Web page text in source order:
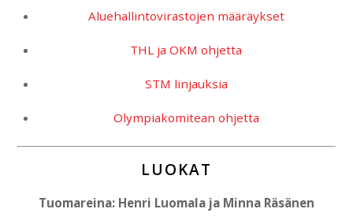
Aluehallintovirastojen määräykset
THL ja OKM ohjetta
STM linjauksia
Olympiakomitean ohjetta
LUOKAT
Tuomareina: Henri Luomala ja Minna Räsänen